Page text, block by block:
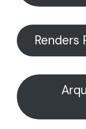
Renders